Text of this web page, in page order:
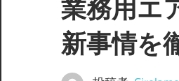
業務用エ
新事情を